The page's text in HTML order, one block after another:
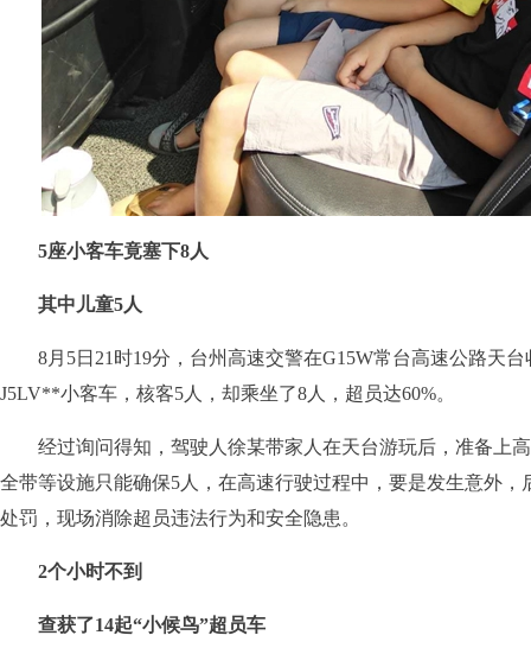
5座小客车竟塞下8人
其中儿童5人
8月5日21时19分，台州高速交警在G15W常台高速公路天
J5LV**小客车，核客5人，却乘坐了8人，超员达60%。
经过询问得知，驾驶人徐某带家人在天台游玩后，准备上
全带等设施只能确保5人，在高速行驶过程中，要是发生意外
处罚，现场消除超员违法行为和安全隐患。
2个小时不到
查获了14起“小候鸟”超员车